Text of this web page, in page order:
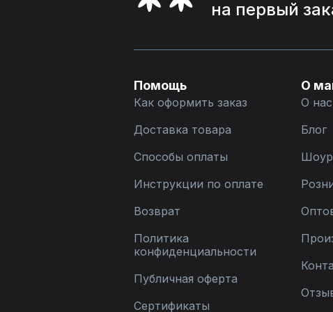
на первый
Помощь
Как оформить заказ
Доставка товара
Способы оплаты
Инструкции по оплате
Возврат
Политика
конфиденциальности
Публичная оферта
Сертификаты
О
О нас
Блог